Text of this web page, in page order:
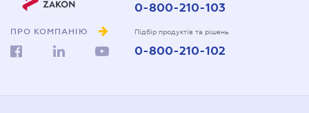
ПРО КОМПАНІЮ
0-800-210-103
Підбір продуктів та рішень
0-800-210-102